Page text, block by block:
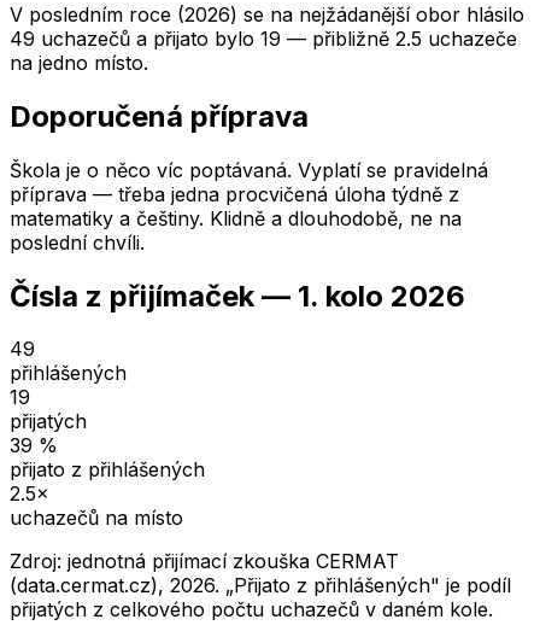
V posledním roce (2026) se na nejžádanější obor hlásilo
49 uchazečů a přijato bylo 19 — přibližně 2.5 uchazeče
na jedno místo.
Doporučená příprava
Škola je o něco víc poptávaná. Vyplatí se pravidelná
příprava — třeba jedna procvičená úloha týdně z
matematiky a češtiny. Klidně a dlouhodobě, ne na
poslední chvíli.
Čísla z přijímaček — 1. kolo 2026
49
přihlášených
19
přijatých
39 %
přijato z přihlášených
2.5×
uchazečů na místo
Zdroj: jednotná přijímací zkouška CERMAT
(data.cermat.cz), 2026. „Přijato z přihlášených" je podíl
přijatých z celkového počtu uchazečů v daném kole.